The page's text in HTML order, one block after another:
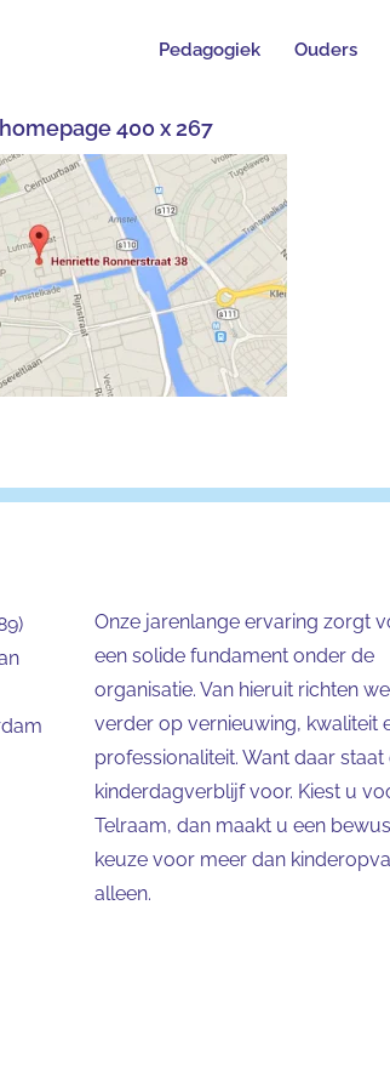
Pedagogiek Ouders
400 x 267
Onze jarenlange ervaring zorgt
een solide fundament onder de
organisatie. Van hieruit richten
verder op vernieuwing, kwaliteit
professionaliteit. Want daar staat
kinderdagverblijf voor. Kiest u
Telraam, dan maakt u een
keuze voor meer dan
alleen.